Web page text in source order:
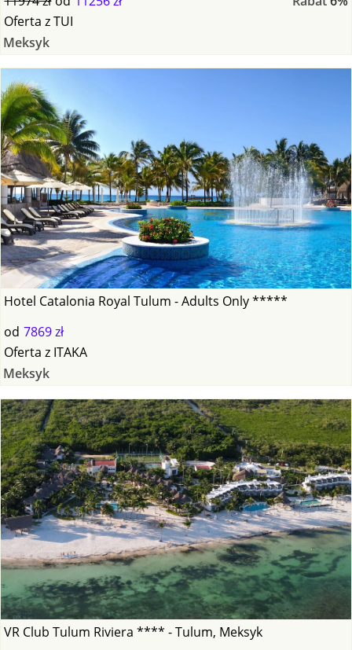
Oferta zTUI
Meksyk
Hotel Catalonia Royal Tulum - Adults Only *****
od 7869 zł
Oferta z ITAKA
Meksyk
VR Club Tulum Riviera **** - Tulum, Meksyk